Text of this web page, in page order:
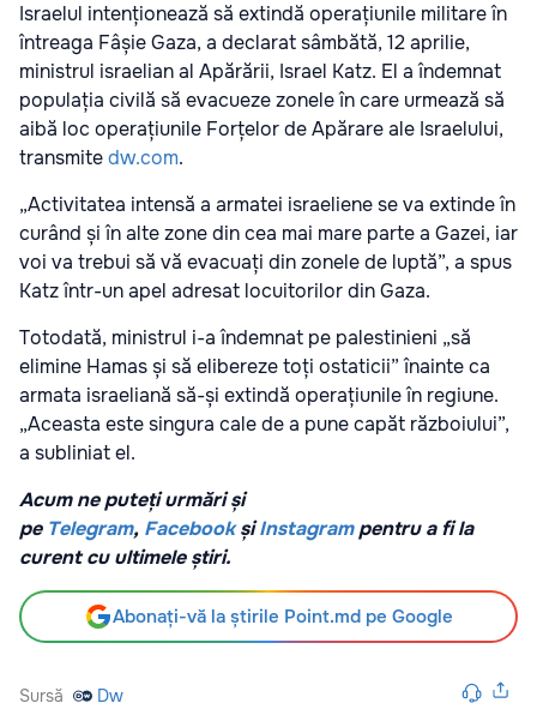
Israelul intenționează să extindă operațiunile militare în
întreaga Fâșie Gaza, a declarat sâmbătă, 12 aprilie,
ministrul israelian al Apărării, Israel Katz. El a îndemnat
populația civilă să evacueze zonele în care urmează să
aibă loc operațiunile Forțelor de Apărare ale Israelului,
transmitedw.com.
„Activitatea intensă a armatei israeliene se va extinde în
curând și în alte zone din cea mai mare parte a Gazei, iar
voi va trebui să vă evacuați din zonele de luptă”, a spus
Katz într-un apel adresat locuitorilor din Gaza.
Totodată, ministrul i-a îndemnat pe palestinieni „să
elimine Hamas și să elibereze toți ostaticii” înainte ca
armata israeliană să-și extindă operațiunile în regiune.
„Aceasta este singura cale de a pune capăt războiului”,
a subliniat el.
Acum ne puteți urmări și
pe Telegram, Facebook șiInstagrampentru a fi la
curent cu ultimele știri.
Abonați-vă la știrile Point.md pe Google
Sursă Dw